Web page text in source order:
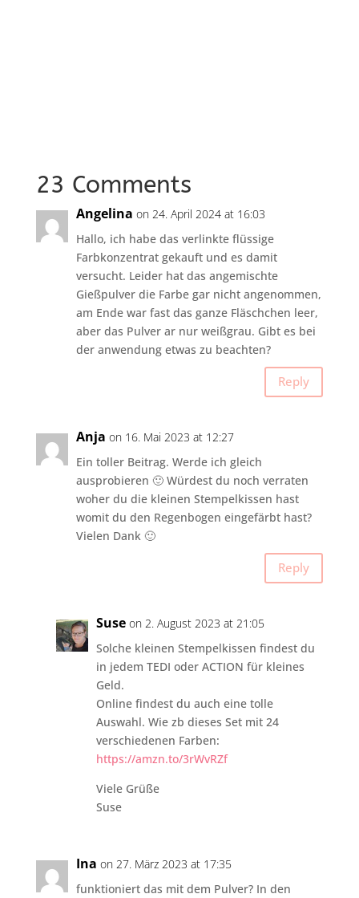
23 Comments
Angelina on 24. April 2024 at 16:03
Hallo, ich habe das verlinkte flüssige
Farbkonzentrat gekauft und es damit
versucht. Leider hat das angemischte
Gießpulver die Farbe gar nicht angenommen,
am Ende war fast das ganze Fläschchen leer,
aber das Pulver ar nur weißgrau. Gibt es bei
der anwendung etwas zu beachten?
Reply
Anja on 16. Mai 2023 at 12:27
Ein toller Beitrag. Werde ich gleich
ausprobieren 🙂 Würdest du noch verraten
woher du die kleinen Stempelkissen hast
womit du den Regenbogen eingefärbt hast?
Vielen Dank 🙂
Reply
Suse on 2. August 2023 at 21:05
Solche kleinen Stempelkissen findest du
in jedem TEDI oder ACTION für kleines
Geld.
Online findest du auch eine tolle
Auswahl. Wie zb dieses Set mit 24
verschiedenen Farben:
https://amzn.to/3rWvRZf
Viele Grüße
Suse
Ina on 27. März 2023 at 17:35
funktioniert das mit dem Pulver? In den